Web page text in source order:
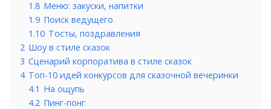
1.8 Меню: закуски, напитки
1.9 Поиск ведущего
1.10 Тосты, поздравления
2 Шоу в стиле сказок
3 Сценарий корпоратива в стиле сказок
4 Топ-10 идей конкурсов для сказочной вечеринки
4.1 На ощупь
4.2 Пинг-понг